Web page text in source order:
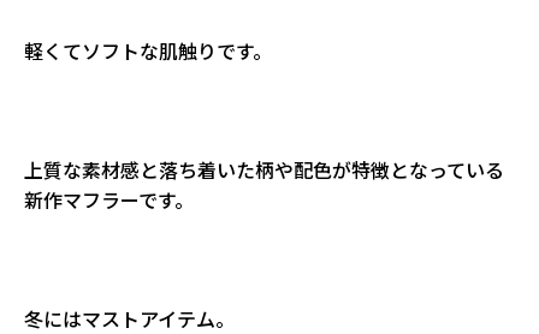
軽くてソフトな肌触りです。
上質な素材感と落ち着いた柄や配色が特徴となっている
新作マフラーです。
冬にはマストアイテム。